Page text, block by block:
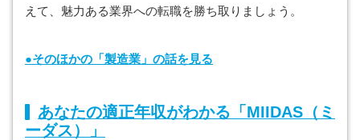
えて、魅力ある業界への転職を勝ち取りましょう。
●そのほかの「製造業」の話を見る
あなたの適正年収がわかる「MIIDAS（ミ
ーダス）」